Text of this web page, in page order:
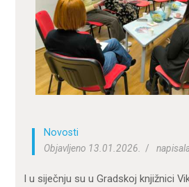
ZA KORISNIKE
ODJELI
DOKUMENTI
KONTAKT
Novosti
Objavljeno 13.01.2026.
I u siječnju su u Gradskoj knjižnici